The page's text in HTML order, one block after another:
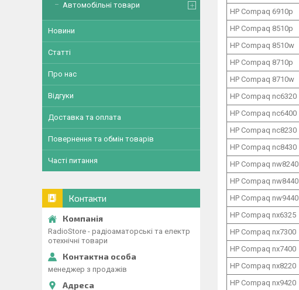
HP Compaq 6910p
HP Compaq 8510p
HP Compaq 8510w
HP Compaq 8710p
HP Compaq 8710w
HP Compaq nc6320
HP Compaq nc6400
HP Compaq nc8230
HP Compaq nc8430
HP Compaq nw8240
HP Compaq nw8440
HP Compaq nw9440
HP Compaq nx6325
HP Compaq nx7300
HP Compaq nx7400
HP Compaq nx8220
HP Compaq nx9420
Автомобільні товари
Новини
Статті
Про нас
Відгуки
Доставка та оплата
Повернення та обмін товарів
Часті питання
Контакти
RadioStore - радіоаматорські та електр
отехнічні товари
менеджер з продажів